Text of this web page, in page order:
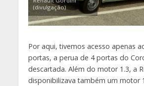
(divulgação)
Por aqui, tivemos acesso apenas
portas, a perua de 4 portas do
descartada. Além do motor 1.3, a
disponibilizava também um motor